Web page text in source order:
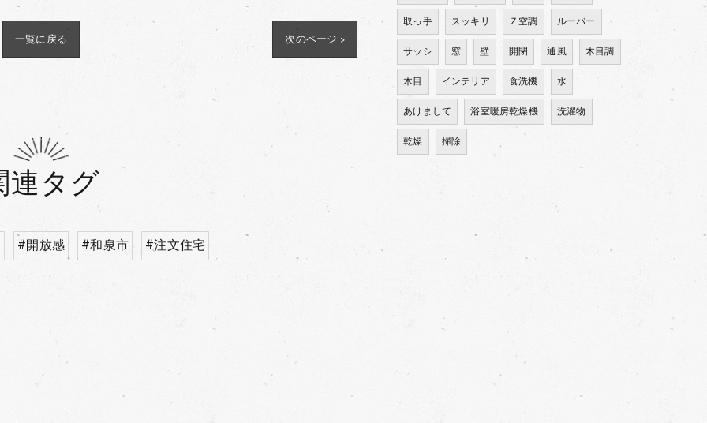
一覧に戻る 次のページ >
連タグ
#開放感 #和泉市 #注文住宅
取っ手
スッキリ Ｚ空調
ルーバー
サッシ
窓 壁 開閉 通風
木目調
木目
インテリア 食洗機
水
あけまして
浴室暖房乾燥機
洗濯物
乾燥
掃除